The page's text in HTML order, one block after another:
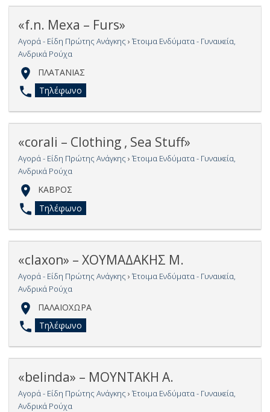
«f.n. Mexa – Furs»
Αγορά - Είδη Πρώτης Ανάγκης › Έτοιμα Ενδύματα - Γυναικεία,
Ανδρικά Ρούχα
ΠΛΑΤΑΝΙΑΣ
Τηλέφωνο
«corali – Clothing , Sea Stuff»
Αγορά - Είδη Πρώτης Ανάγκης › Έτοιμα Ενδύματα - Γυναικεία,
Ανδρικά Ρούχα
ΚΑΒΡΟΣ
Τηλέφωνο
«claxon» – ΧΟΥΜΑΔΑΚΗΣ Μ.
Αγορά - Είδη Πρώτης Ανάγκης › Έτοιμα Ενδύματα - Γυναικεία,
Ανδρικά Ρούχα
ΠΑΛΑΙΟΧΩΡΑ
Τηλέφωνο
«belinda» – ΜΟΥΝΤΑΚΗ Α.
Αγορά - Είδη Πρώτης Ανάγκης › Έτοιμα Ενδύματα - Γυναικεία,
Ανδρικά Ρούχα